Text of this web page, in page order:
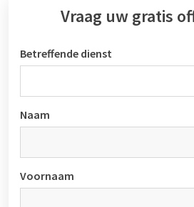
Vraag uw gratis
Betreffende dienst
Naam
Voornaam